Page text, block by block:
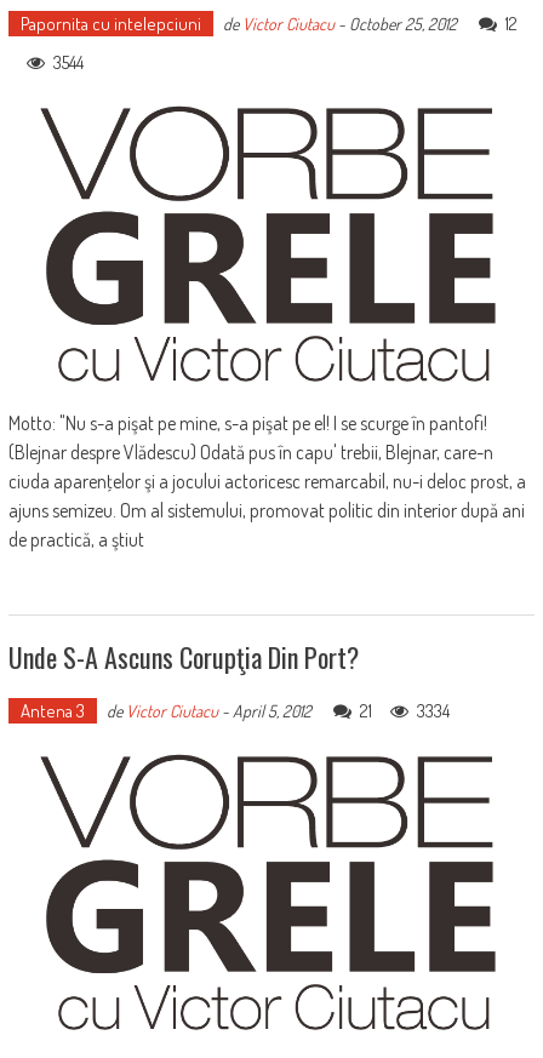
Papornita cu intelepciuni de Victor Ciutacu- October 25, 2012
12
3544
Motto: "Nu s-a pişat pe mine, s-a pişat pe el! I se scurge în pantofi!
(Blejnar despre Vlădescu) Odată pus în capu' trebii, Blejnar, care-n
ciuda aparenţelor şi a jocului actoricesc remarcabil, nu-i deloc prost, a
ajuns semizeu. Om al sistemului, promovat politic din interior după ani
de practică, a ştiut
Unde S-A Ascuns Corupţia Din Port?
Antena 3 de Victor Ciutacu-April 5, 2012 21 3334